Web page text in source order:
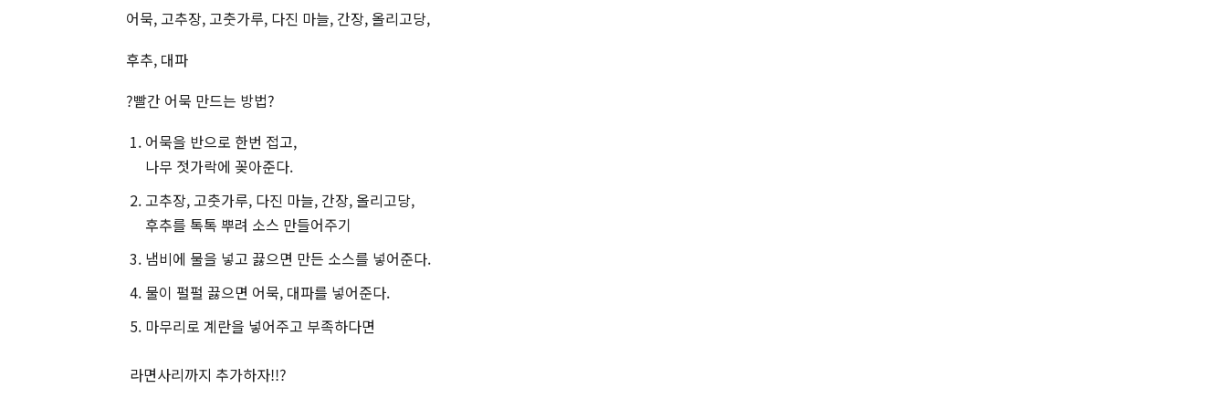
어묵, 고추장, 고춧가루, 다진 마늘, 간장, 올리고당,
후추, 대파
?빨간 어묵 만드는 방법?
어묵을 반으로 한번 접고,
나무 젓가락에 꽂아준다.
고추장, 고춧가루, 다진 마늘, 간장, 올리고당,
후추를 톡톡 뿌려 소스 만들어주기
냄비에 물을 넣고 끓으면 만든 소스를 넣어준다.
물이 펄펄 끓으면 어묵, 대파를 넣어준다.
마무리로 계란을 넣어주고 부족하다면
라면사리까지 추가하자!!?